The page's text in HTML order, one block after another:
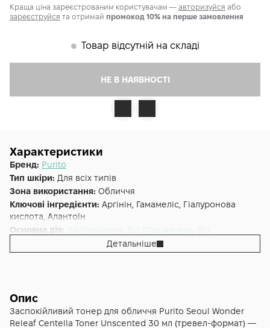
Краща ціна зареєстрованим користувачам — авторизуйся або
зареєструйся та отримай промокод 10% на перше замовлення
𒊹 Товар відсутній на складі
НЕ В НАЯВНОСТІ
Характеристики
Бренд: Purito
Тип шкіри: Для всіх типів
Зона використання: Обличчя
Ключові інгредієнти: Аргінін, Гамамеліс, Гіалуронова
кислота, Алантоїн
Основна дія: Заспокоєння Від подразнень
Від
Зволоження
Форма випуску:Тонер
Toner Unscented
Детальніше
Опис
Заспокійливий тонер для обличчя Purito Seoul Wonder
Releaf Centella Toner Unscented 30 мл (тревел-формат) —